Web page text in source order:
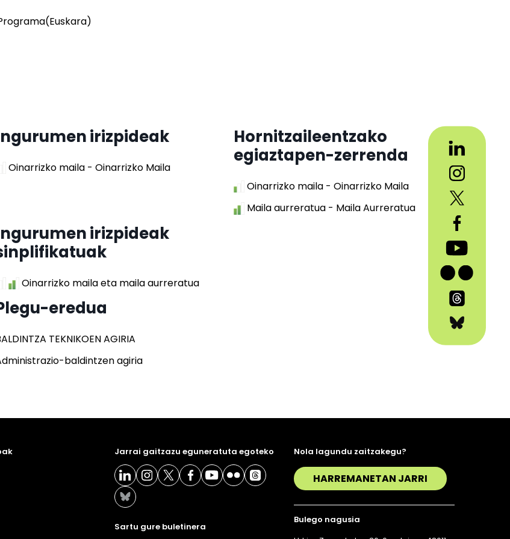
irizpideak
Oinarrizko maila - Oinarrizko Maila
Hornitzaileentzako
egiaztapen-zerrenda
Oinarrizko maila - Oinarrizko Maila
Maila aurreratua - Maila Aurreratua
irizpideak
Oinarrizko maila eta maila aurreratua
eredua
TEKNIKOEN AGIRIA
baldintzen agiria
Jarrai gaitzazu eguneratuta egoteko
Sartu gure buletinera
Nola lagundu zaitzakegu?
HARREMANETAN JARRI
Bulego nagusia